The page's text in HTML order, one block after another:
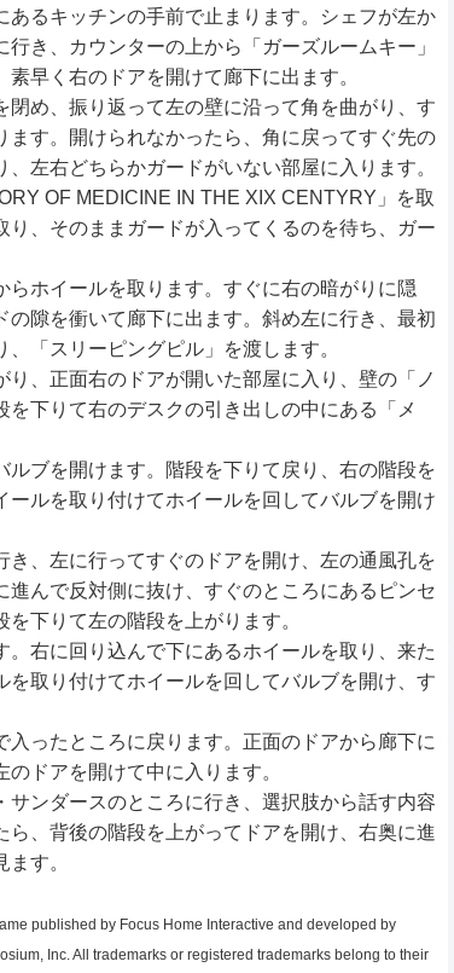
るキッチンの手前で止まります。シェフが左か
き、カウンターの上から「ガーズルームキー」
早く右のドアを開けて廊下に出ます。
め、振り返って左の壁に沿って角を曲がり、す
ます。開けられなかったら、角に戻ってすぐ先の
左右どちらかガードがいない部屋に入ります。
OF MEDICINE IN THE XIX CENTYRY」を取
り、そのままガードが入ってくるのを待ち、ガー
ホイールを取ります。すぐに右の暗がりに隠
隙を衝いて廊下に出ます。斜め左に行き、最初
「スリーピングピル」を渡します。
、正面右のドアが開いた部屋に入り、壁の「ノ
下りて右のデスクの引き出しの中にある「メ
ブを開けます。階段を下りて戻り、右の階段を
ルを取り付けてホイールを回してバルブを開け
、左に行ってすぐのドアを開け、左の通風孔を
進んで反対側に抜け、すぐのところにあるピンセ
下りて左の階段を上がります。
右に回り込んで下にあるホイールを取り、来た
取り付けてホイールを回してバルブを開け、す
ったところに戻ります。正面のドアから廊下に
ドアを開けて中に入ります。
ンダースのところに行き、選択肢から話す内容
ら、背後の階段を上がってドアを開け、右奥に進
す。
published by Focus Home Interactive and developed by
Inc. All trademarks or registered trademarks belong to their